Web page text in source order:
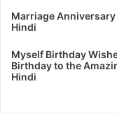
Marriage
Hindi
Myself Birthday
Birthday to the
Hindi